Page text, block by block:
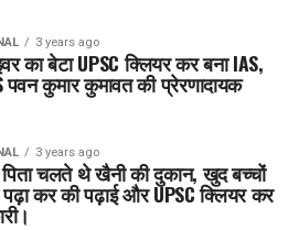
3 years ago
का बेटा UPSC क्लियर कर बना IAS,
पवन कुमार कुमावत की प्रेरणादायक
3 years ago
चलते थे खैनी की दुकान, खुद बच्चों
कर की पढ़ाई और UPSC क्लियर कर